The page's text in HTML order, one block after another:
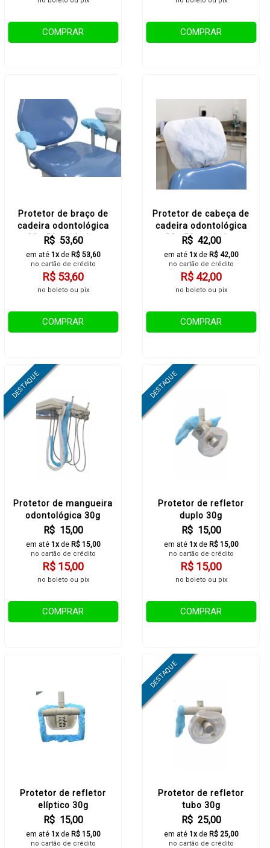
COMPRAR COMPRAR
Protetor de braço de
cadeira odontológica
30g 50 unidades
R$ 53,60
em até 1xde R$ 53,60
no cartão de crédito
R$ 53,60
no boleto ou pix
COMPRAR
Protetor de cabeça de
cadeira odontológica
30g 50 unidades
R$ 42,00
em até 1xde R$ 42,00
no cartão de crédito
R$ 42,00
no boleto ou pix
COMPRAR
Protetor de mangueira
odontológica 30g
R$ 15,00
em até 1xde R$ 15,00
no cartão de crédito
R$ 15,00
no boleto ou pix
COMPRAR
Protetor de refletor
duplo 30g
R$ 15,00
em até 1xde R$ 15,00
no cartão de crédito
R$ 15,00
no boleto ou pix
COMPRAR
Protetor de refletor
elíptico 30g
R$ 15,00
em até 1xde R$ 15,00
no cartão de crédito
Protetor de refletor
tubo 30g
R$ 25,00
em até 1xde R$ 25,00
no cartão de crédito